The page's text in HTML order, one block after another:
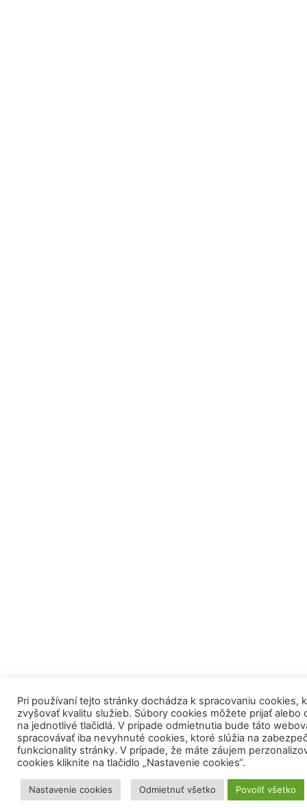
Pri používaní tejto stránky dochádza k spracovaniu cookies,
zvyšovať kvalitu služieb. Súbory cookies môžete prijať alebo
na jednotlivé tlačidlá. V prípade odmietnutia bude táto
spracovávať iba nevyhnuté cookies, ktoré slúžia na
funkcionality stránky. V prípade, že máte záujem
cookies kliknite na tlačidlo „Nastavenie cookies“.
Nastavenie cookies Odmietnuť všetko Povoliť všetko